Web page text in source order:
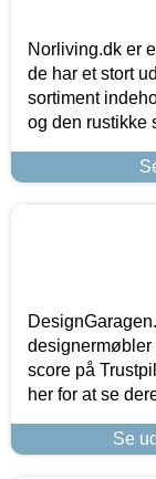
Norliving.dk er
de har et stort
sortiment
og den rustikke
designermøbler
score på
her for at se
Se